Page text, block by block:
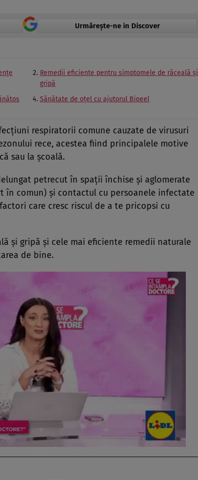
Urmărește-ne in Discover
Remedii eficiente pentru simptomele de răceală și
gripă
Sănătate de oțel cu ajutorul Bioeel
respiratorii comune cauzate de virusuri
rece, acestea fiind principalele motive
sau la școală.
petrecut în spații închise și aglomerate
în comun) și contactul cu persoanele infectate
care cresc riscul de a te pricopsi cu
și gripă și cele mai eficiente remedii naturale
de bine.